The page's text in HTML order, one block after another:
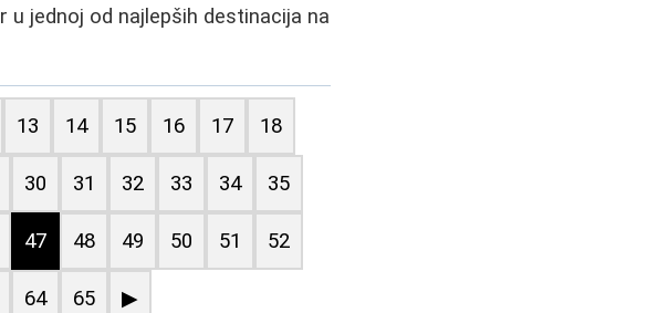
jednoj od najlepših destinacija na
13 14 15 16 17 18
30 31 32 33 34 35
47 48 49 50 51 52
64 65 ▶